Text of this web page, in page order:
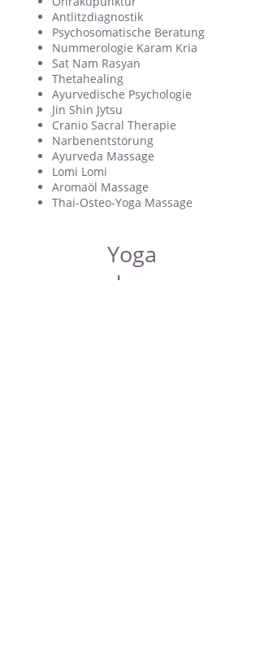
Antlitzdiagnostik
Psychosomatische Beratung
Nummerologie Karam Kria
Sat Nam Rasyan
Thetahealing
Ayurvedische Psychologie
Jin Shin Jytsu
Cranio Sacral Therapie
Narbenentstörung
Ayurveda Massage
Lomi Lomi
Aromaöl Massage
Thai-Osteo-Yoga Massage
Yoga
and more